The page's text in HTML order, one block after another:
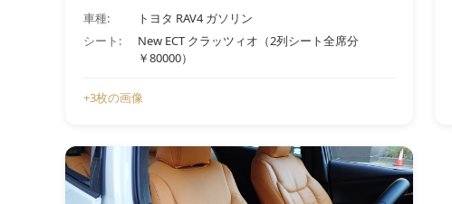
車種:
トヨタ RAV4 ガソリン
シート:
New ECT クラッツィオ（2列シート全席分
￥80000）
+3枚の画像